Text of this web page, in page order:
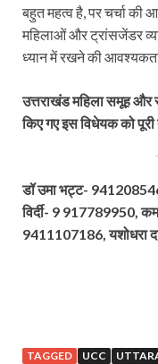
बहुत महत्व है, पर चर्चा की
महिलाओं और ट्रांसजेंडर
ध्यान में रखने की
उत्तराखंड महिला समूह और
किए गए इस विधेयक को
डॉ उमा भट्ट-
विर्दी- 9 917789950,
9411107186, यशोधरा
TAGGED UCC